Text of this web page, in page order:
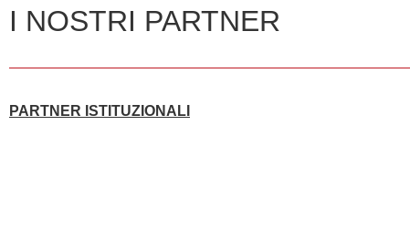
I NOSTRI PARTNER
PARTNER ISTITUZIONALI